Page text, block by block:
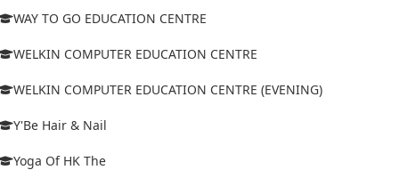
WAY TO GO EDUCATION CENTRE
WELKIN COMPUTER EDUCATION CENTRE
WELKIN COMPUTER EDUCATION CENTRE (EVENING)
Y'Be Hair & Nail
Yoga Of HK The